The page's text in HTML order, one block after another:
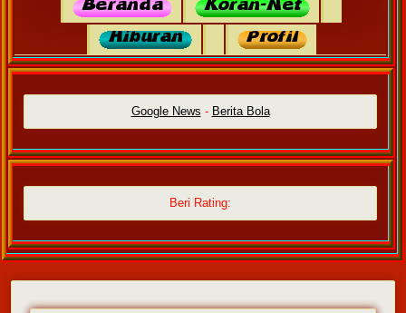
Google News - Berita Bola
Beri Rating: